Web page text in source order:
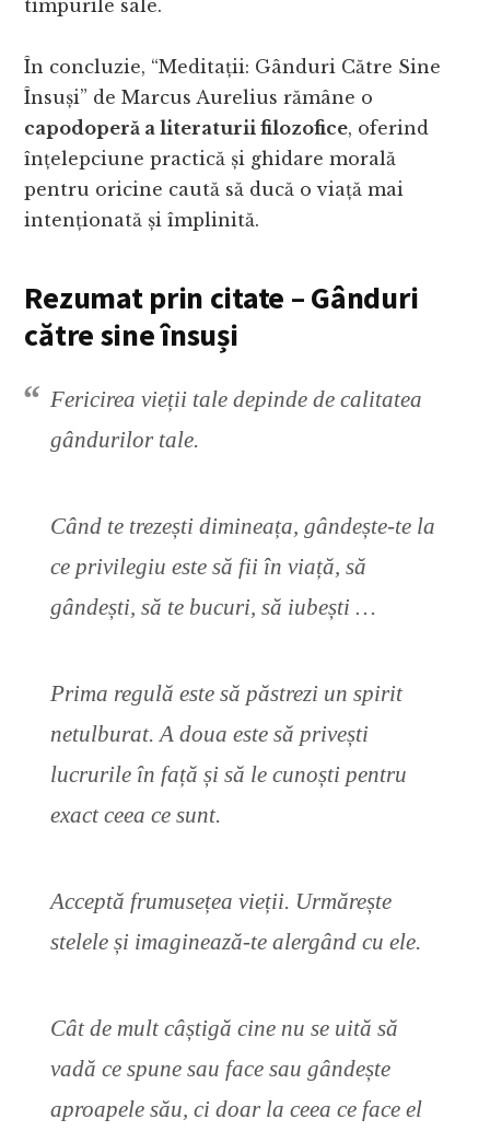
timpurile sale.
În concluzie, “Meditații: Gânduri Către Sine
Însuși” de Marcus Aurelius rămâne o
capodoperă a literaturii filozofice, oferind
înțelepciune practică și ghidare morală
pentru oricine caută să ducă o viață mai
intenționată și împlinită.
Rezumat prin citate – Gânduri
către sine însuși
Fericirea vieții tale depinde de calitatea
gândurilor tale.
Când te trezești dimineața, gândește-te la
ce privilegiu este să fii în viață, să
gândești, să te bucuri, să iubești …
Prima regulă este să păstrezi un spirit
netulburat. A doua este să privești
lucrurile în față și să le cunoști pentru
exact ceea ce sunt.
Acceptă frumusețea vieții. Urmărește
stelele și imaginează-te alergând cu ele.
Cât de mult câștigă cine nu se uită să
vadă ce spune sau face sau gândește
aproapele său, ci doar la ceea ce face el